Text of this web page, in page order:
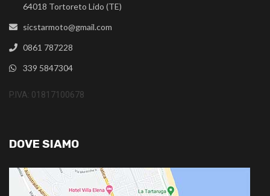
64018 Tortoreto Lido (TE)
sicstarmoto@gmail.com
0861 787228
339 5847304
P.IVA: 01817100678
DOVE SIAMO